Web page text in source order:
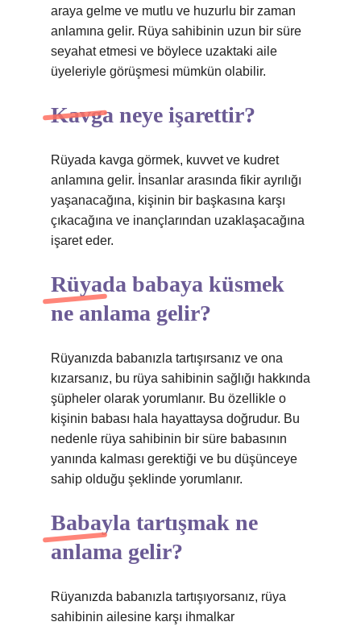
araya gelme ve mutlu ve huzurlu bir zaman
anlamına gelir. Rüya sahibinin uzun bir süre
seyahat etmesi ve böylece uzaktaki aile
üyeleriyle görüşmesi mümkün olabilir.
Kavga neye işarettir?
Rüyada kavga görmek, kuvvet ve kudret
anlamına gelir. İnsanlar arasında fikir ayrılığı
yaşanacağına, kişinin bir başkasına karşı
çıkacağına ve inançlarından uzaklaşacağına
işaret eder.
Rüyada babaya küsmek
ne anlama gelir?
Rüyanızda babanızla tartışırsanız ve ona
kızarsanız, bu rüya sahibinin sağlığı hakkında
şüpheler olarak yorumlanır. Bu özellikle o
kişinin babası hala hayattaysa doğrudur. Bu
nedenle rüya sahibinin bir süre babasının
yanında kalması gerektiği ve bu düşünceye
sahip olduğu şeklinde yorumlanır.
Babayla tartışmak ne
anlama gelir?
Rüyanızda babanızla tartışıyorsanız, rüya
sahibinin ailesine karşı ihmalkar